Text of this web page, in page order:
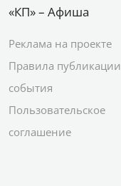
«КП» – Афиша
Реклама на проекте
Правила публикации
события
Пользовательское
соглашение